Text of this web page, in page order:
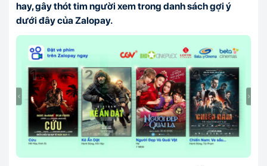
hay, gây thót tim người xem trong danh sách gợi ý
dưới đây của Zalopay.